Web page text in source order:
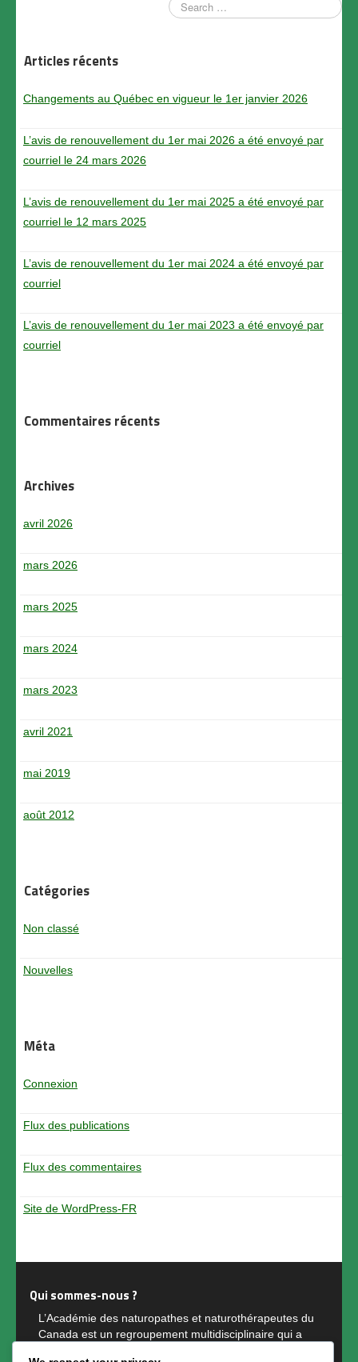
Articles récents
Changements au Québec en vigueur le 1er janvier 2026
L’avis de renouvellement du 1er mai 2026 a été envoyé par
courriel le 24 mars 2026
L’avis de renouvellement du 1er mai 2025 a été envoyé par
courriel le 12 mars 2025
L’avis de renouvellement du 1er mai 2024 a été envoyé par
courriel
L’avis de renouvellement du 1er mai 2023 a été envoyé par
courriel
Commentaires récents
Archives
avril 2026
mars 2026
mars 2025
mars 2024
mars 2023
avril 2021
mai 2019
août 2012
Catégories
Non classé
Nouvelles
Méta
Connexion
Flux des publications
Flux des commentaires
Site de WordPress-FR
Qui sommes-nous ?
L’Académie des naturopathes et naturothérapeutes du
Canada est un regroupement multidisciplinaire qui a